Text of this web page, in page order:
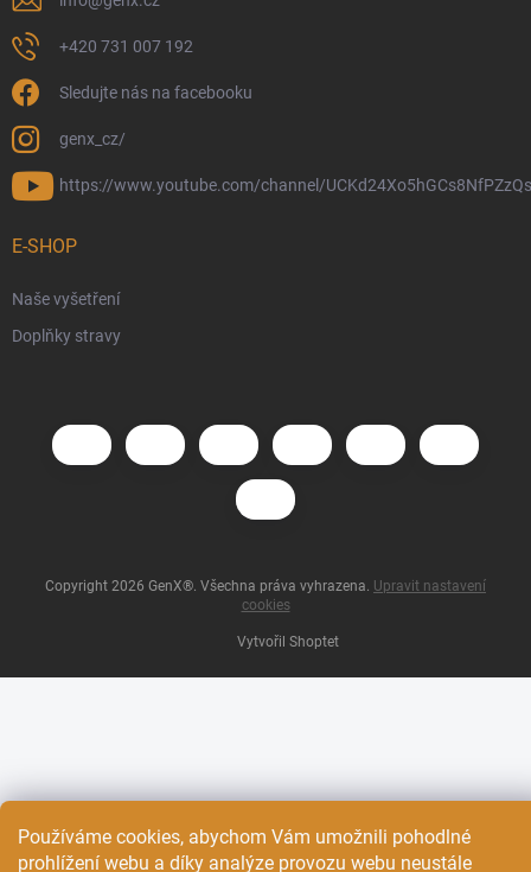
Používáme cookies, abychom Vám umožnili pohodlné
prohlížení webu a díky analýze provozu webu neustále
+420 731 007 192
Sledujte nás na facebooku
genx_cz/
https://www.youtube.com/channel/
E-SHOP
Naše vyšetření
Doplňky stravy
Vytvořil Shoptet
Copyright 2026 GenX®. Všechna práva vyhrazena. Upravit nastavení
cookies